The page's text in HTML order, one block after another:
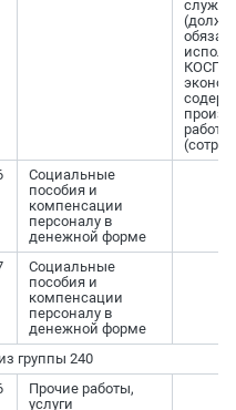
КОСГУ,
Социальные
пособия и
компенсации
персоналу в
денежной форме
Социальные
пособия и
компенсации
персоналу в
денежной форме
группы 240
Прочие работы,
услуги